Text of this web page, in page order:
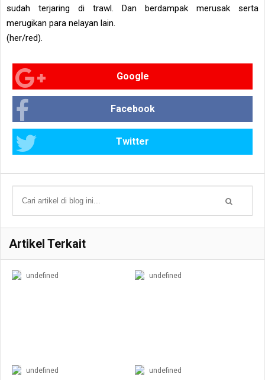
sudah terjaring di trawl. Dan berdampak merusak serta
merugikan para nelayan lain.
(her/red).
Google
Facebook
Twitter
Artikel Terkait
undefined undefined
undefined undefined